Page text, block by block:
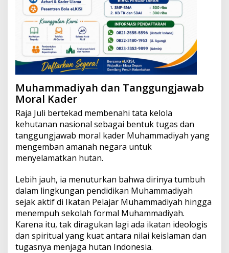
Muhammadiyah dan Tanggungjawab
Moral Kader
Raja Juli bertekad membenahi tata kelola
kehutanan nasional sebagai bentuk tugas dan
tanggungjawab moral kader Muhammadiyah yang
mengemban amanah negara untuk
menyelamatkan hutan.
Lebih jauh, ia menuturkan bahwa dirinya tumbuh
dalam lingkungan pendidikan Muhammadiyah
sejak aktif di Ikatan Pelajar Muhammadiyah hingga
menempuh sekolah formal Muhammadiyah.
Karena itu, tak diragukan lagi ada ikatan ideologis
dan spiritual yang kuat antara nilai keislaman dan
tugasnya menjaga hutan Indonesia.